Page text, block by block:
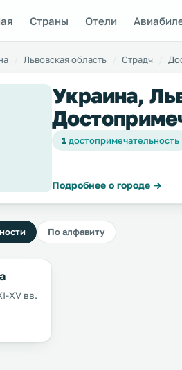
Страны Отели
Львовская область Страдч
Украина,
1достопримечательность
Подробнее о городе →
По алфавиту
XV вв.